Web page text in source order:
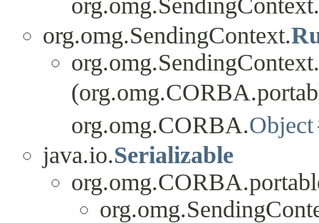
org.omg.SendingContext.
org.omg.SendingContext.
org.omg.CORBA.Object
java.io.Serializable